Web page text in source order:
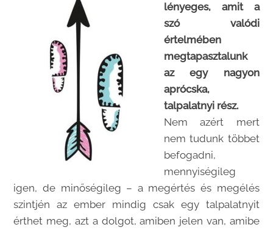
lényeges, amit a
szó valódi
értelmében
megtapasztalunk
az egy nagyon
aprócska,
talpalatnyi rész.
Nem azért mert
nem tudunk többet
befogadni,
mennyiségileg
igen, de minőségileg – a megértés és megélés
szintjén az ember mindig csak egy talpalatnyit
érthet meg, azt a dolgot, amiben jelen van, amibe